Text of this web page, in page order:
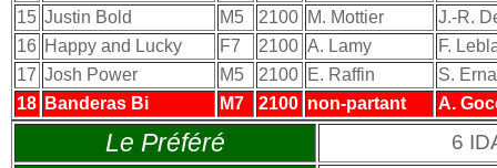
15 Justin Bold M5 2100 M. Mottier
J.-R.
16 Happy and Lucky F7 2100 A. Lamy
F.
17 Josh Power M5 2100 E. Raffin
S.
18 Banderas Bi M7 2100 non-partant A.
Le Préféré 6